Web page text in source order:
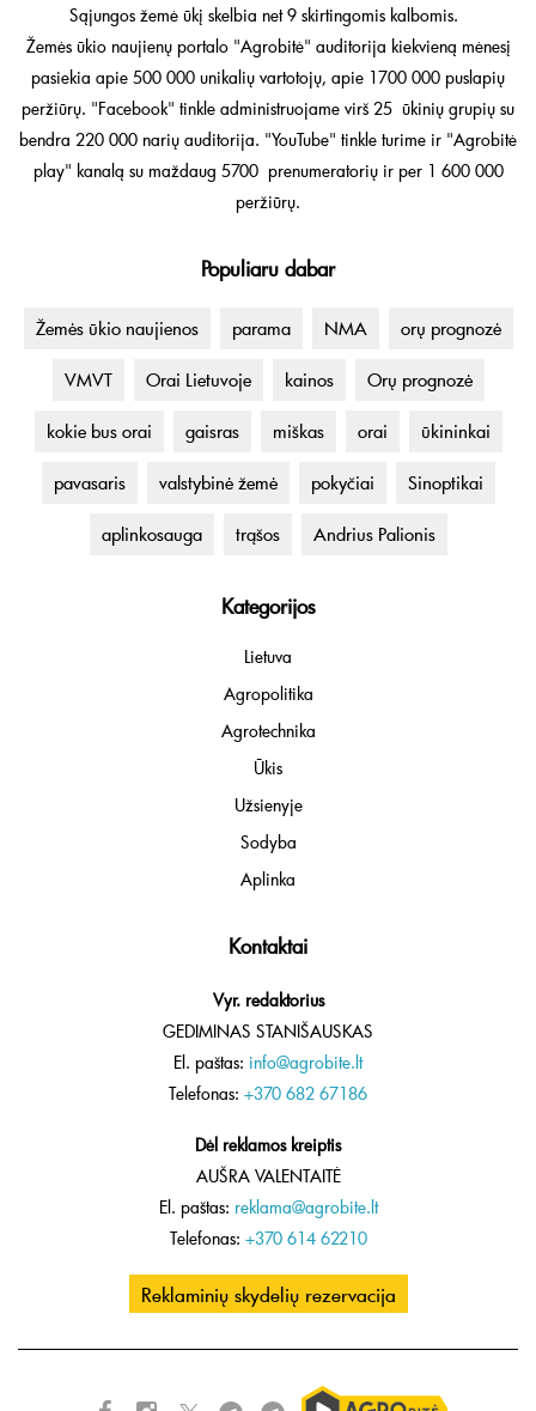
Sąjungos žemė ūkį skelbia net 9 skirtingomis kalbomis.
Žemės ūkio naujienų portalo "Agrobitė" auditorija kiekvieną mėnesį
pasiekia apie 500 000 unikalių vartotojų, apie 1700 000 puslapių
peržiūrų. "Facebook" tinkle administruojame virš 25 ūkinių grupių su
bendra 220 000 narių auditorija. "YouTube" tinkle turime ir "Agrobitė
play" kanalą su maždaug 5700 prenumeratorių ir per 1 600 000
peržiūrų.
Populiaru dabar
Žemės ūkio naujienos parama NMA orų prognozė
VMVT Orai Lietuvoje kainos Orų prognozė
kokie bus orai gaisras miškas orai ūkininkai
pavasaris valstybinė žemė pokyčiai Sinoptikai
aplinkosauga trąšos Andrius Palionis
Kategorijos
Lietuva
Agropolitika
Agrotechnika
Ūkis
Užsienyje
Sodyba
Aplinka
Kontaktai
Vyr. redaktorius
GEDIMINAS STANIŠAUSKAS
El. paštas: info@agrobite.lt
Telefonas: +370 682 67186
Dėl reklamos kreiptis
AUŠRA VALENTAITĖ
El. paštas: reklama@agrobite.lt
Telefonas: +370 614 62210
Reklaminių skydelių rezervacija